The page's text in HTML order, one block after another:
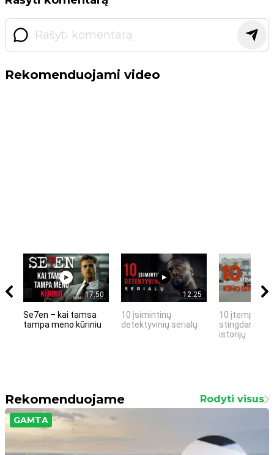
Rekomenduojami video
17:50
Se7en – kai tamsa
tampa meno kūriniu
12:25
10 įsimintinų
detektyvinių serialų
10 įtemptų,
stingdančių
istorijų
Rekomenduojame Rodyti visus
GAMTA